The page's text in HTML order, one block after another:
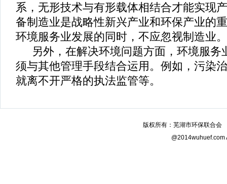
系，无形技术与有形载体相结合才能实现
备制造业是战略性新兴产业和环保产业的
环境服务业发展的同时，不应忽视制造业。
另外，在解决环境问题方面，环境服务
须与其他管理手段结合运用。例如，污染
就离不开严格的执法监管等。
版权所有：芜湖市环保联合